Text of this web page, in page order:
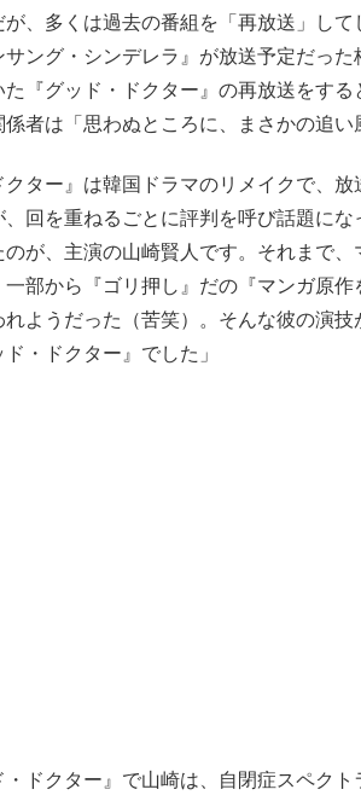
、多くは過去の番組を「再放送」して
サング・シンデレラ』が放送予定だっ
た『グッド・ドクター』の再放送をす
者は「思わぬところに、まさかの追い
クター』は韓国ドラマのリメイクで、
、回を重ねるごとに評判を呼び話題にな
のが、主演の山崎賢人です。それまで
一部から『ゴリ押し』だの『マンガ原
ようだった（苦笑）。そんな彼の演
・ドクター』でした」
ドクター』で山崎は、自閉症スペクト